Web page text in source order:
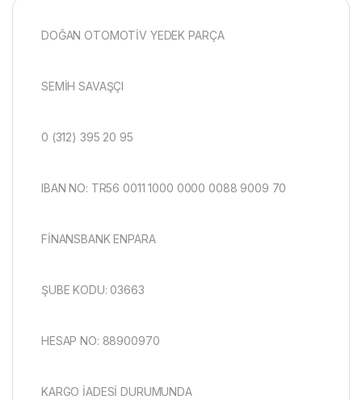
DOĞAN OTOMOTİV YEDEK PARÇA
SEMİH SAVAŞÇI
0 (312) 395 20 95
IBAN NO: TR56 0011 1000 0000 0088 9009 70
FİNANSBANK ENPARA
ŞUBE KODU: 03663
HESAP NO: 88900970
KARGO İADESİ DURUMUNDA